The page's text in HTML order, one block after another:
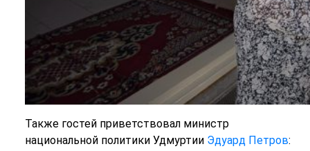
Также гостей приветствовал министр
национальной политики Удмуртии Эдуард Петров: